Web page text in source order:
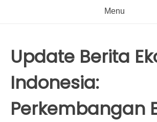
Menu
Update Berita
Indonesia:
Perkembangan